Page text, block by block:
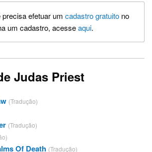
efetuar um cadastro gratuito no
um cadastro, acesseaqui.
Judas Priest
(Tradução)
(Tradução)
Of Death (Tradução)